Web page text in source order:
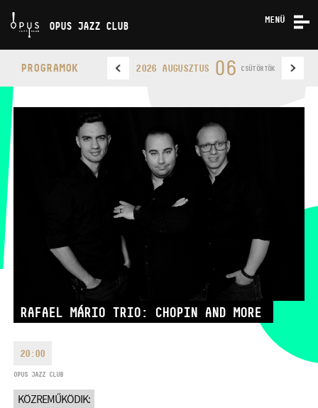
OPUS JAZZ CLUB
MENÜ
KAPCSOLAT
OPUS JAZZ CLUB
info@opusjazzclub.hu
NYITVA TARTÁSA
PROGRAMOK 2026 AUGUSZTUS 06 CSÜTÖRTÖK
RAFAEL MÁRIO TRIO: CHOPIN AND MORE
20:00
OPUS JAZZ CLUB
KÖZREMŰKÖDIK: